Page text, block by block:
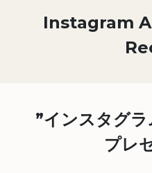
Instagram
”インスタグ
プレ